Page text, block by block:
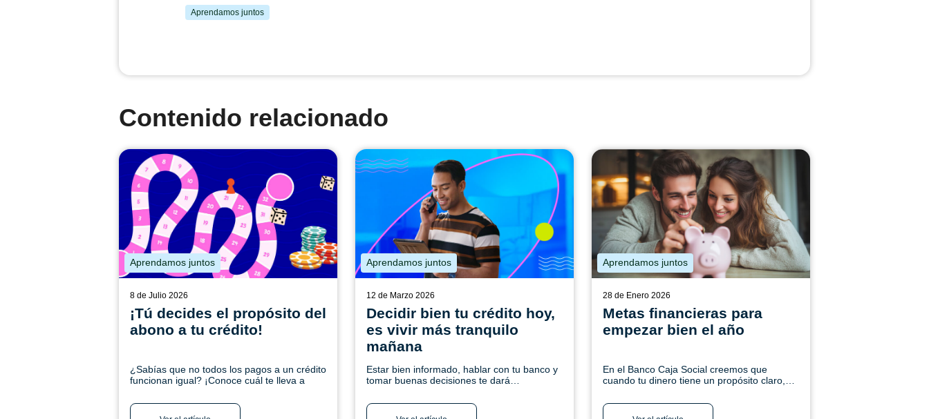
Aprendamos juntos
Contenido relacionado
Aprendamos juntos
8 de Julio 2026
¡Tú decides el propósito del
abono a tu crédito!
¿Sabías que no todos los pagos a un crédito
funcionan igual? ¡Conoce cuál te lleva a
Aprendamos juntos
12 de Marzo 2026
Decidir bien tu crédito hoy,
es vivir más tranquilo
mañana
Estar bien informado, hablar con tu banco y
tomar buenas decisiones te dará
Aprendamos juntos
28 de Enero 2026
Metas financieras para
empezar bien el año
En el Banco Caja Social creemos que
cuando tu dinero tiene un propósito claro,
futuro se construye con confianza. Conoce